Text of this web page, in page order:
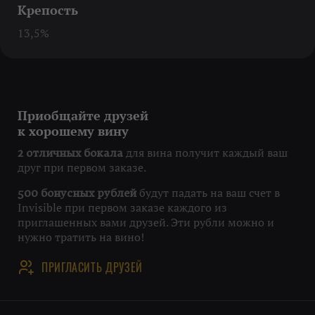
Крепость
13,5%
Приобщайте друзей
к хорошему вину
2 отличных бокала для вина получит каждый ваш
друг при первом заказе.
500 бонусных рублей будут падать на ваш счет в
Invisible при первом заказе каждого из
приглашенных вами друзей. Эти рубли можно и
нужно тратить на вино!
ПРИГЛАСИТЬ ДРУЗЕЙ